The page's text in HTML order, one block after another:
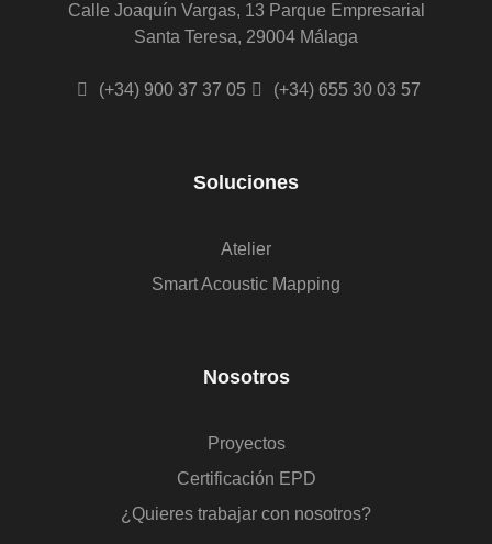
Calle Joaquín Vargas, 13 Parque Empresarial
Santa Teresa, 29004 Málaga
(+34) 900 37 37 05 (+34) 655 30 03 57
Soluciones
Atelier
Smart Acoustic Mapping
Nosotros
Proyectos
Certificación EPD
¿Quieres trabajar con nosotros?